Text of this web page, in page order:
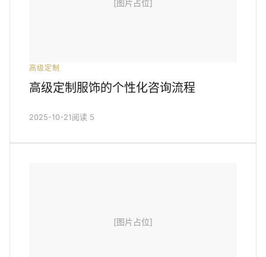
[图片占位]
高级定制
高级定制服饰的个性化咨询流程
2025-10-21 阅读 5
[图片占位]